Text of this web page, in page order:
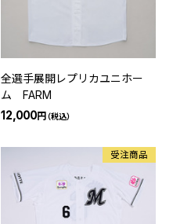
全選手展開レプリカユニホー
ム FARM
12,000円（税込）
受注商品